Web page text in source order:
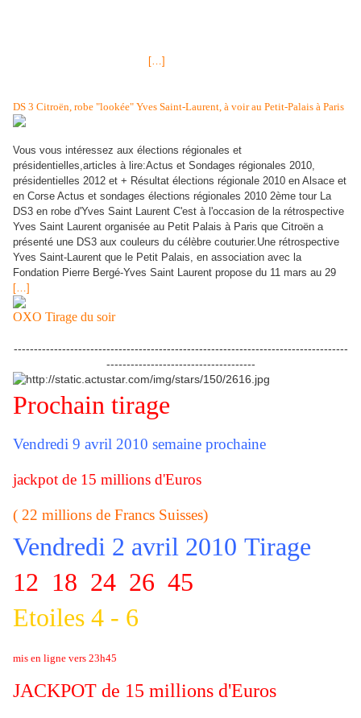
[…]
DS 3 Citroën, robe "lookée" Yves Saint-Laurent, à voir au Petit-Palais à Paris
Vous vous intéressez aux élections régionales et
présidentielles,articles à lire:Actus et Sondages régionales 2010,
présidentielles 2012 et + Résultat élections régionale 2010 en Alsace et
en Corse Actus et sondages élections régionales 2010 2ème tour La
DS3 en robe d'Yves Saint Laurent C'est à l'occasion de la rétrospective
Yves Saint Laurent organisée au Petit Palais à Paris que Citroën a
présenté une DS3 aux couleurs du célèbre couturier.Une rétrospective
Yves Saint-Laurent que le Petit Palais, en association avec la
Fondation Pierre Bergé-Yves Saint Laurent propose du 11 mars au 29
[…]
OXO Tirage du soir
-----------------------------------------------------------------------------------
-------------------------------------
Prochain tirage
Vendredi 9 avril 2010 semaine prochaine
jackpot de 15 millions d'Euros
( 22 millions de Francs Suisses)
Vendredi 2 avril 2010 Tirage
12 18 24 26 45
Etoiles 4 - 6
mis en ligne vers 23h45
JACKPOT de 15 millions d'Euros